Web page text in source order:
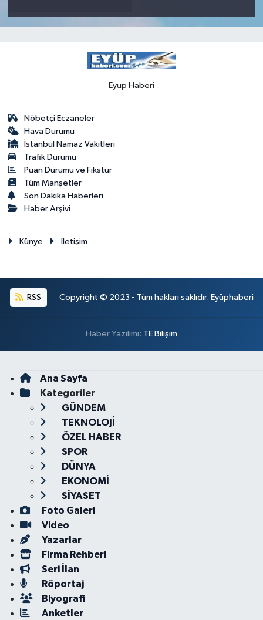
Eyup Haberi
Nöbetçi Eczaneler
Hava Durumu
İstanbul Namaz Vakitleri
Trafik Durumu
Puan Durumu ve Fikstür
Tüm Manşetler
Son Dakika Haberleri
Haber Arşivi
Künye İletişim
RSS Copyright © 2023 - Tüm hakları saklıdır. Eyüphaberi
Haber Yazılımı: TE Bilişim
Ana Sayfa
Kategoriler
GÜNDEM
TEKNOLOJİ
ÖZEL HABER
SPOR
DÜNYA
EKONOMİ
SİYASET
Foto Galeri
Video
Yazarlar
Firma Rehberi
Seri İlan
Röportaj
Biyografi
Anketler